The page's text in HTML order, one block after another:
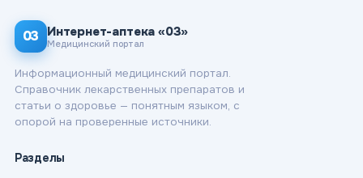
03 Интернет-аптека «03»
Медицинский портал
Информационный медицинский портал.
Справочник лекарственных препаратов и
статьи о здоровье — понятным языком, с
опорой на проверенные источники.
Разделы